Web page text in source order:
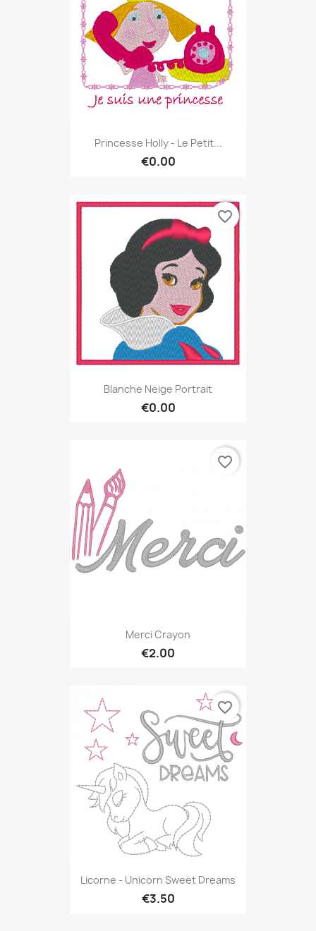
Princesse Holly - Le Petit...
€0.00
Blanche Neige Portrait
€0.00
favorite_border
Merci Crayon
€2.00
favorite_border
Licorne - Unicorn Sweet Dreams
€3.50
favorite_border